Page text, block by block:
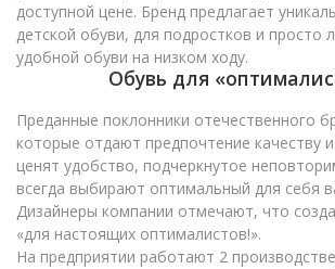
доступной цене. Бренд предлагает
детской обуви, для подростков и просто
удобной обуви на низком ходу.
Обувь для
Преданные поклонники отечественного
которые отдают предпочтение качеству
ценят удобство, подчеркнутое
всегда выбирают оптимальный для себя
Дизайнеры компании отмечают, что
«для настоящих оптималистов!».
На предприятии работают 2